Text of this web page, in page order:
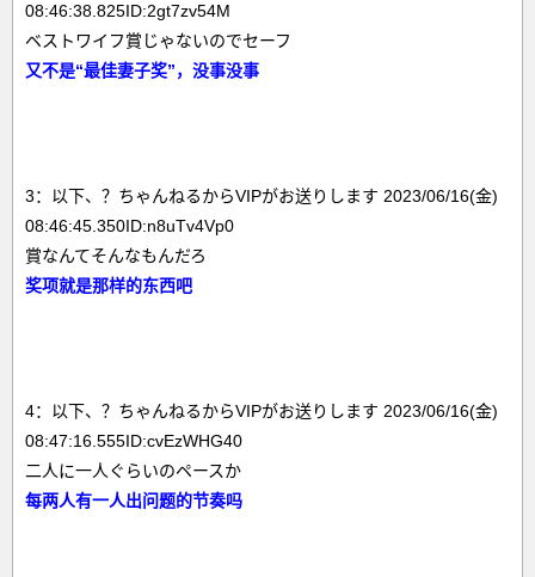
08:46:38.825ID:2gt7zv54M
ベストワイフ賞じゃないのでセーフ
又不是“最佳妻子奖”，没事没事
3：以下、？ちゃんねるからVIPがお送りします 2023/06/16(金)
08:46:45.350ID:n8uTv4Vp0
賞なんてそんなもんだろ
奖项就是那样的东西吧
4：以下、？ちゃんねるからVIPがお送りします 2023/06/16(金)
08:47:16.555ID:cvEzWHG40
二人に一人ぐらいのペースか
每两人有一人出问题的节奏吗